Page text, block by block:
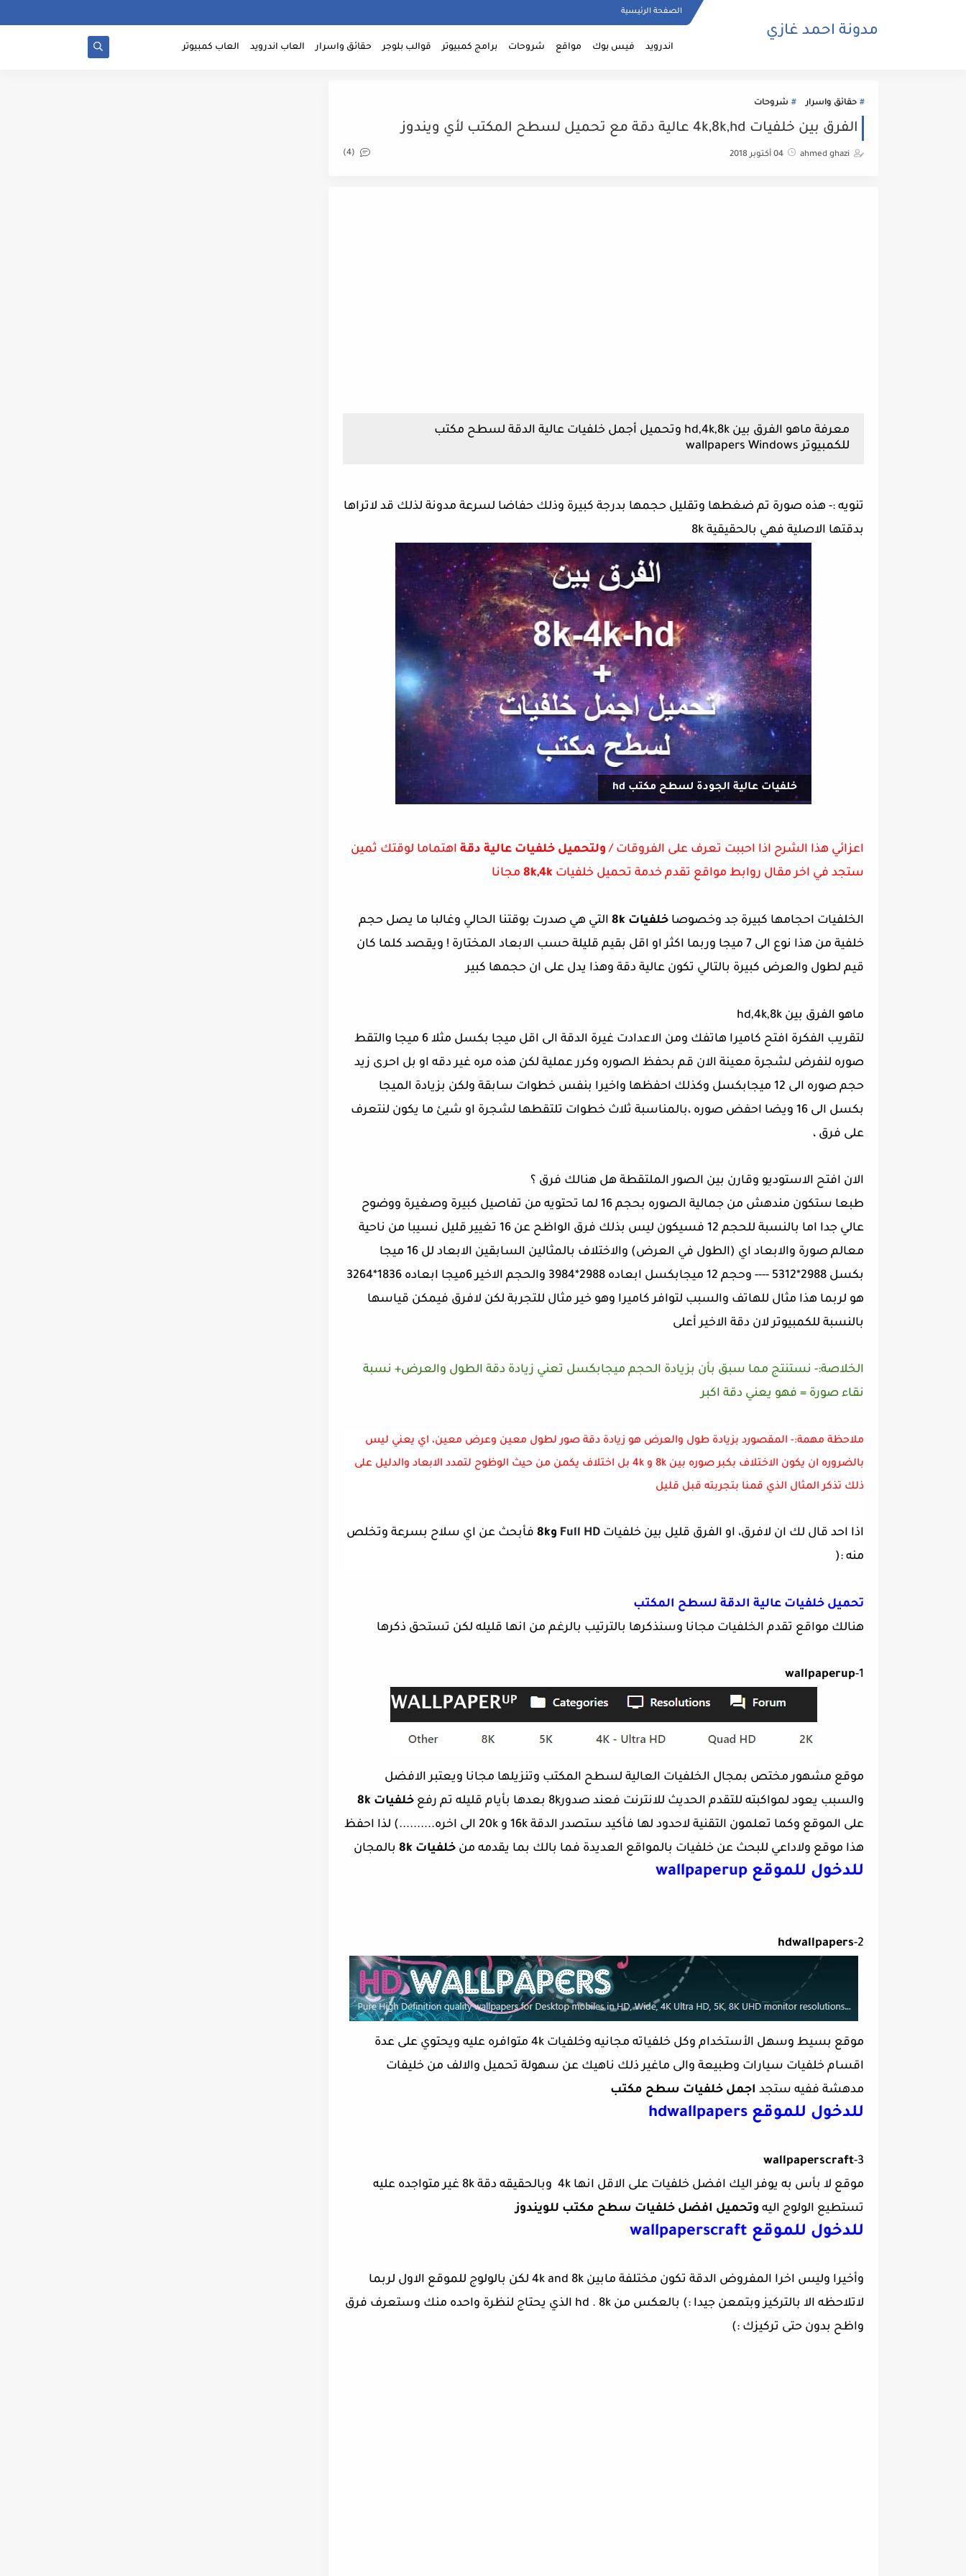
الصفحة الرئيسية
مدونة احمد غازي
اندرويد فيس بوك مواقع شروحات برامج كمبيوتر قوالب بلوجر حقائق واسرار العاب اندرويد العاب كمبيوتر
حقائق واسرار شروحات
الفرق بين خلفيات 4k,8k,hd عالية دقة مع تحميل لسطح المكتب لأي ويندوز
ahmed ghazi 04 أكتوبر 2018 (4)
معرفة ماهو الفرق بين hd,4k,8k وتحميل أجمل خلفيات عالية الدقة لسطح مكتب
للكمبيوتر wallpapers Windows
تنويه :- هذه صورة تم ضغطها وتقليل حجمها بدرجة كبيرة وذلك حفاضا لسرعة مدونة لذلك قد لاتراها
بدقتها الاصلية فهي بالحقيقية 8k
خلفيات عالية الجودة لسطح مكتب hd
اعزائي هذا الشرح اذا احببت تعرف على الفروقات / ولتحميل خلفيات عالية دقة اهتماما لوقتك ثمين
ستجد في اخر مقال روابط مواقع تقدم خدمة تحميل خلفيات 8k,4k مجانا
الخلفيات احجامها كبيرة جد وخصوصا خلفيات 8k التي هي صدرت بوقتنا الحالي وغالبا ما يصل حجم
خلفية من هذا نوع الى 7 ميجا وربما اكثر او اقل بقيم قليلة حسب الابعاد المختارة ! ويقصد كلما كان
قيم لطول والعرض كبيرة بالتالي تكون عالية دقة وهذا يدل على ان حجمها كبير
ماهو الفرق بين hd,4k,8k
لتقريب الفكرة افتح كاميرا هاتفك ومن الاعدادت غيرة الدقة الى اقل ميجا بكسل مثلا 6 ميجا والتقط
صوره لنفرض لشجرة معينة الان قم بحفظ الصوره وكرر عملية لكن هذه مره غير دقه او بل احرى زيد
حجم صوره الى 12 ميجابكسل وكذلك احفظها واخيرا بنفس خطوات سابقة ولكن بزيادة الميجا
بكسل الى 16 ويضا احفض صوره ،بالمناسبة ثلاث خطوات تلتقطها لشجرة او شيئ ما يكون لنتعرف
على فرق ،
الان افتح الاستوديو وقارن بين الصور الملتقطة هل هنالك فرق ؟
طبعا ستكون مندهش من جمالية الصوره بحجم 16 لما تحتويه من تفاصيل كبيرة وصغيرة ووضوح
عالي جدا اما بالنسبة للحجم 12 فسيكون ليس بذلك فرق الواظح عن 16 تغيير قليل نسيبا من ناحية
معالم صورة والابعاد اي (الطول في العرض) والاختلاف بالمثالين السابقين الابعاد لل 16 ميجا
بكسل 2988*5312 ---- وحجم 12 ميجابكسل ابعاده 2988*3984 والحجم الاخير 6ميجا ابعاده 1836*3264
هو لربما هذا مثال للهاتف والسبب لتوافر كاميرا وهو خير مثال للتجربة لكن لافرق فيمكن قياسها
بالنسبة للكمبيوتر لان دقة الاخير أعلى
الخلاصة:- نستنتج مما سبق بأن بزيادة الحجم ميجابكسل تعني زيادة دقة الطول والعرض+ نسبة
نقاء صورة = فهو يعني دقة اكبر
ملاحظة مهمة:- المقصورد بزيادة طول والعرض هو زيادة دقة صور لطول معين وعرض معين، اي يعني ليس
بالضروره ان يكون الاختلاف بكبر صوره بين 8k و 4k بل اختلاف يكمن من حيث الوظوح لتمدد الابعاد والدليل على
ذلك تذكر المثال الذي قمنا بتجربته قبل قليل
اذا احد قال لك ان لافرق، او الفرق قليل بين خلفيات Full HD و8k
فأبحث عن اي سلاح بسرعة وتخلص
منه :(
تحميل خلفيات عالية الدقة لسطح المكتب
هنالك مواقع تقدم الخلفيات مجانا وسنذكرها بالترتيب بالرغم من انها قليله لكن تستحق ذكرها
1-
wallpaperup
موقع مشهور مختص بمجال الخلفيات العالية لسطح المكتب وتنزيلها مجانا ويعتبر الافضل
والسبب يعود لمواكبته للتقدم الحديث للانترنت فعند صدور8k بعدها بأيام قليله تم رفع
خلفيات 8k
على الموقع وكما تعلمون التقنية لاحدود لها فأكيد ستصدر الدقة 16k و 20k الى اخره..........) لذا احفظ
هذا موقع ولاداعي للبحث عن خلفيات بالمواقع العديدة فما بالك بما يقدمه من خلفيات 8k بالمجان
للدخول للموقع wallpaperup
2-
hdwallpapers
موقع بسيط وسهل الأستخدام وكل خلفياته مجانيه وخلفيات 4k متوافره عليه ويحتوي على عدة
اقسام خلفيات سيارات وطبيعة والى ماغير ذلك ناهيك عن سهولة تحميل والالف من خليفات
مدهشة ففيه ستجد اجمل خلفيات سطح مكتب
للدخول للموقع hdwallpapers
3-
wallpaperscraft
موقع لا بأس به يوفر اليك افضل خلفيات على الاقل انها 4k وبالحقيقه دقة 8k غير متواجده عليه
تستطيع الولوج اليه وتحميل افضل خلفيات سطح مكتب للويندوز
للدخول للموقع wallpaperscraft
وأخيرا وليس اخرا المفروض الدقة تكون مختلفة مابين 4k and 8k لكن بالولوج للموقع الاول لربما
لاتلاحظه الا بالتركيز وبتمعن جيدا :) بالعكس من hd . 8k الذي يحتاج لنظرة واحده منك وستعرف فرق
واظح بدون حتى تركيزك :)